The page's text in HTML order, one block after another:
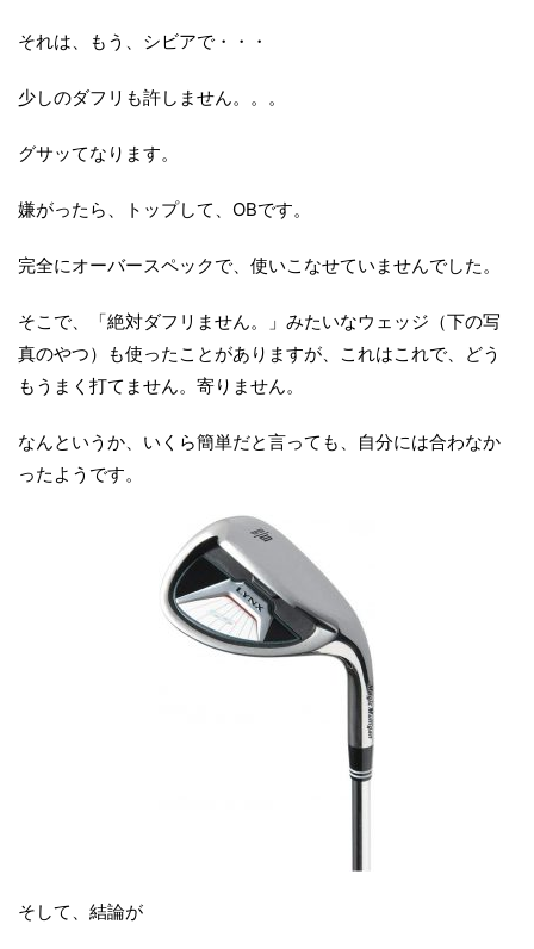
それは、もう、シビアで・・・
少しのダフリも許しません。。。
グサッてなります。
嫌がったら、トップして、OBです。
完全にオーバースペックで、使いこなせていませんでした。
そこで、「絶対ダフリません。」みたいなウェッジ（下の写
真のやつ）も使ったことがありますが、これはこれで、どう
もうまく打てません。寄りません。
なんというか、いくら簡単だと言っても、自分には合わなか
ったようです。
そして、結論が